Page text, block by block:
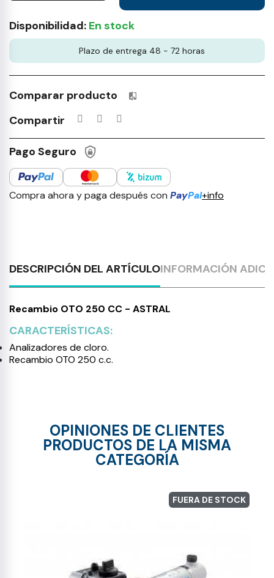
Disponibilidad: En stock
Plazo de entrega 48 - 72 horas
Comparar producto Productos incluidos en tu lista
Compartir
Pago Seguro
Compra ahora y paga después con PayPal+info
DESCRIPCIÓN DEL ARTÍCULOINFORMACIÓN
Recambio OTO 250 CC - ASTRAL
CARACTERÍSTICAS:
Analizadores de cloro.
Recambio OTO 250 c.c.
OPINIONES DE CLIENTES
PRODUCTOS DE LA MISMA
CATEGORÍA
FUERA DE STOCK